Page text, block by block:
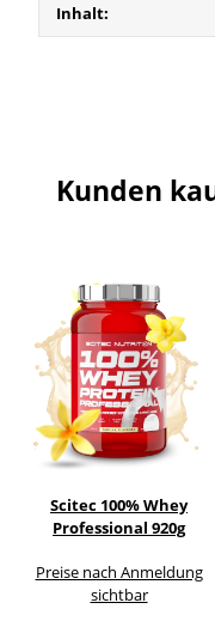
Inhalt:
Kunden
Scitec 100% Whey
Professional 920g
Preise nach Anmeldung
sichtbar